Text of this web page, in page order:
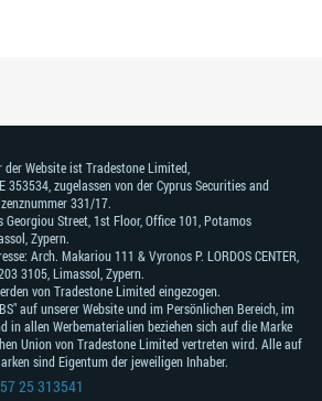
Website ist Tradestone Limited,
353534, zugelassen von der Cyprus Securities and
331/17.
Georgiou Street, 1st Floor, Office 101, Potamos
Zypern.
Arch. Makariou 111 & Vyronos Р. LORDOS CENTER,
3105, Limassol, Zypern.
von Tradestone Limited eingezogen.
auf unserer Website und im Persönlichen Bereich, im
in allen Werbematerialien beziehen sich auf die Marke
Union von Tradestone Limited vertreten wird. Alle auf
sind Eigentum der jeweiligen Inhaber.
25 313541